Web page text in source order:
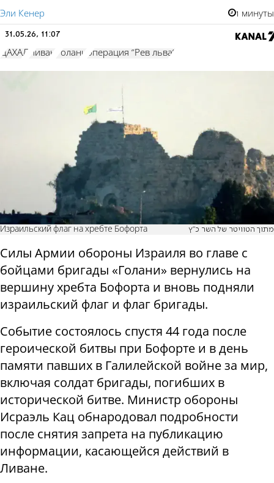
Эли Кенер 1 минуты
31.05.26, 11:07
ЦАХАЛ Ливан Голани операция "Рев льва"
Израильский флаг на хребте Бофорта מתוך הטוויטר של השר כ"ץ
Силы Армии обороны Израиля во главе с
бойцами бригады «Голани» вернулись на
вершину хребта Бофорта и вновь подняли
израильский флаг и флаг бригады.
Событие состоялось спустя 44 года после
героической битвы при Бофорте и в день
памяти павших в Галилейской войне за мир,
включая солдат бригады, погибших в
исторической битве. Министр обороны
Исраэль Кац обнародовал подробности
после снятия запрета на публикацию
информации, касающейся действий в
Ливане.